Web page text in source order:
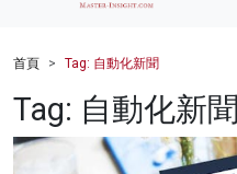
財經
健康
首頁 Tag: 自動化新聞
Tag: 自動化新聞